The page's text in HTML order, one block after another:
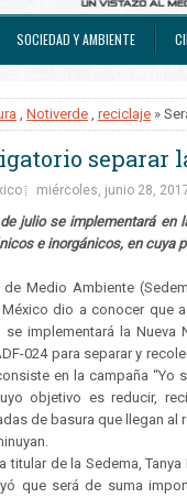
SOCIEDAD Y AMBIENTE
, Notiverde , reciclaje »
separar
miércoles, junio 28,
julio se implementará en
e inorgánicos, en cuya
de Medio Ambiente
México dio a conocer que
implementará la Nueva
024 para separar y
en la campaña “Yo
objetivo es reducir,
de basura que llegan al
titular de la Sedema, Tanya
que será de suma